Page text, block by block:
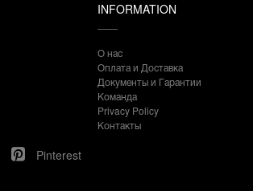
INFORMATION
О нас
Оплата и Доставка
Документы и Гарантии
Команда
Privacy Policy
Контакты
Pinterest